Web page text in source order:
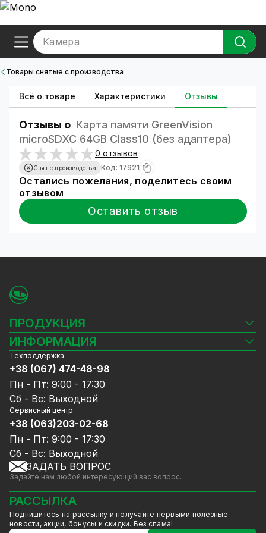
Камера
Товары снятые с производства
Всё о товаре Характеристики Отзывы
Отзывы о Карта памяти GreenVision
microSDXC 64GB Class10 (без адаптера)
0 отзывов
Снят с производства Код: 17921
Остались пожелания, поделитесь своим
отзывом
Оставить отзыв
ПРОДУКЦИЯ
Камеры видеонаблюдения
Видеорегистраторы
Комплекты видеонаблюдения
СКУД
Источники питания
Сетевое оборудование
Ноутбуки и компьютеры
Аксессуары
Акции
Уцененный товар
GreenVision скидки
Мерч от GreenVision
Товары для дома
Товары снятые с производства
ИНФОРМАЦИЯ
Блог
Доставка и оплата
Гарантия и Сервисное обслуживание
Политика конфиденциальности
Договор публичной оферты
Сотрудничество
Услуги
Калькулятор расчёта объёма HDD
Техподдержка
+38 (067) 474-48-98
Пн - Пт: 9:00 - 17:30
Сб - Вс: Выходной
Сервисный центр
+38 (063)203-02-68
Пн - Пт: 9:00 - 17:30
Сб - Вс: Выходной
ЗАДАТЬ ВОПРОС
Задайте нам любой интересующий вас вопрос.
РАССЫЛКА
Подпишитесь на рассылку и получайте первыми полезные
новости, акции, бонусы и скидки. Без спама!